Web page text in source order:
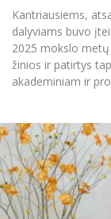
Kantriausiems,
dalyviams buvo
2025 mokslo
žinios ir patirtys
akademiniam ir